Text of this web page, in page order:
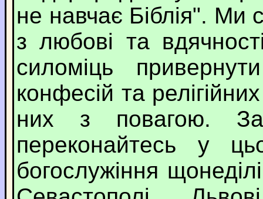
не навчає Біблія". Ми
з любові та
силоміць
конфесій та
них з повагою.
переконайтесь у
богослужіння